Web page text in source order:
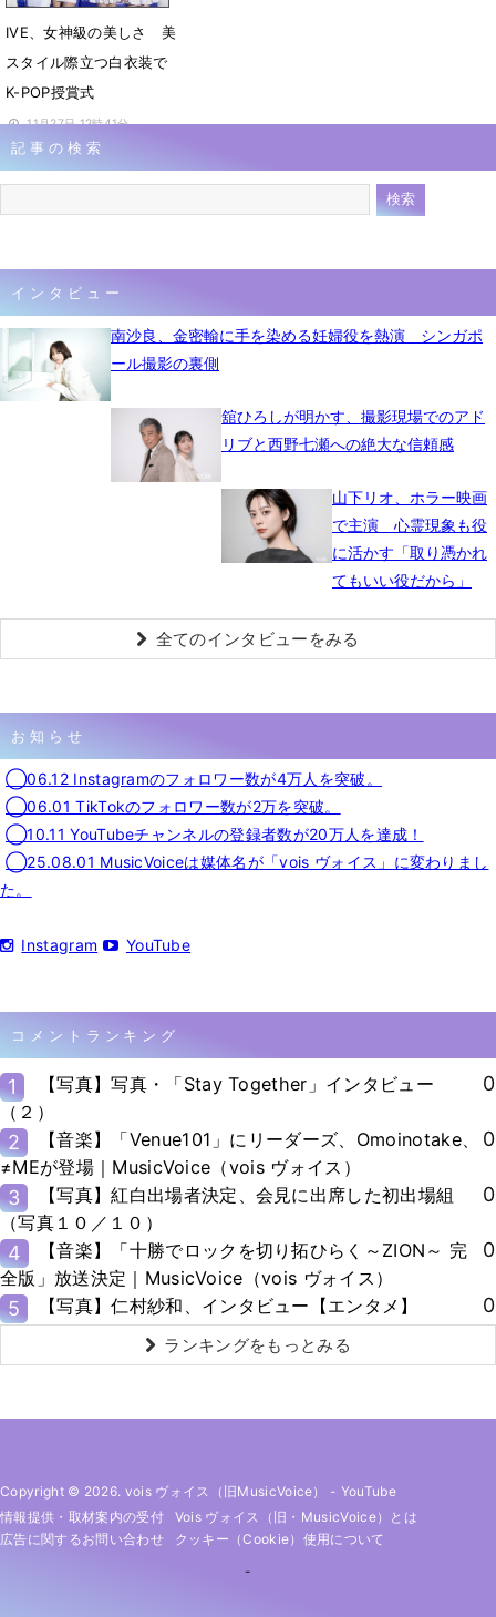
IVE、女神級の美しさ 美
スタイル際立つ白衣装で
K-POP授賞式
11月27日 12時41分
記事の検索
インタビュー
南沙良、金密輸に手を染める妊婦役を熱演 シンガポ
ール撮影の裏側
舘ひろしが明かす、撮影現場でのアド
リブと西野七瀬への絶大な信頼感
山下リオ、ホラー映画
で主演 心霊現象も役
に活かす「取り憑かれ
てもいい役だから」
全てのインタビューをみる
お知らせ
◯06.12 Instagramのフォロワー数が4万人を突破。
◯06.01 TikTokのフォロワー数が2万を突破。
◯10.11 YouTubeチャンネルの登録者数が20万人を達成！
◯25.08.01 MusicVoiceは媒体名が「vois ヴォイス」に変わりまし
た。
Instagram YouTube
コメントランキング
1
【写真】写真・「Stay Together」インタビュー
（２）
0
2
【音楽】「Venue101」にリーダーズ、Omoinotake、
≠MEが登場｜MusicVoice（vois ヴォイス）
0
3
【写真】紅白出場者決定、会見に出席した初出場組
（写真１０／１０）
0
4
【音楽】「十勝でロックを切り拓ひらく～ZION～ 完
全版」放送決定｜MusicVoice（vois ヴォイス）
0
5 【写真】仁村紗和、インタビュー【エンタメ】 0
ランキングをもっとみる
Copyright © 2026. vois ヴォイス（旧MusicVoice） - YouTube
情報提供・取材案内の受付
Vois ヴォイス（旧・MusicVoice）とは
広告に関するお問い合わせ
クッキー（cookie）使用について
-